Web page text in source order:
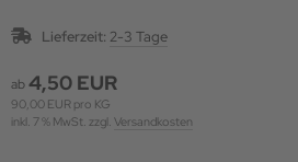
Lieferzeit: 2-3 Tage
ab4,50 EUR
90,00 EUR pro KG
inkl. 7 % MwSt. zzgl. Versandkosten